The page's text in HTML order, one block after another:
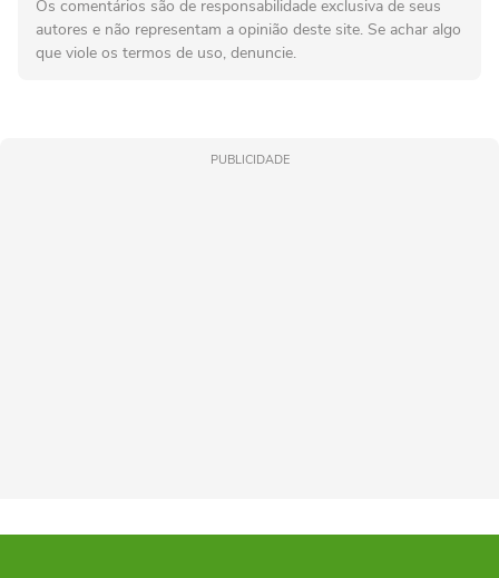
Os comentários são de responsabilidade exclusiva de seus
autores e não representam a opinião deste site. Se achar algo
que viole os termos de uso, denuncie.
PUBLICIDADE